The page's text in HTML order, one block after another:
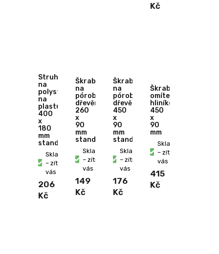
Kč
Struhadlo
na
polystyren
na
plastu
400
x
180
mm
standard
Skladem
– zítra u
vás
206
Kč
Škrabák
na
pórobeton
dřevěný
260
x
90
mm
standard
Skladem
– zítra u
vás
149
Kč
Škrabák
na
pórobeton
dřevěný
450
x
90
mm
standard
Skladem
– zítra u
vás
176
Kč
Škrabák
omítek
hliníkový
450
x
90
mm
Skladem
– zítra u
vás
415
Kč